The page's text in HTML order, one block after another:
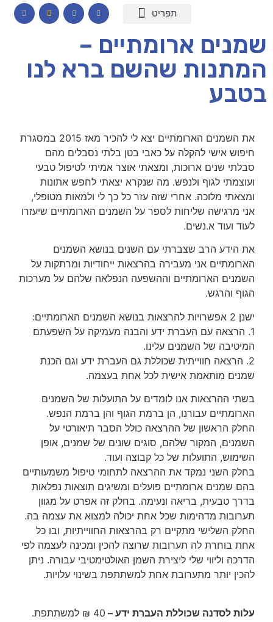
שמנים ארומתיים –
המתנות שהשם ברא לנו
בטבע
את השמנים הארומתיים יצא לי להכיר מאז 2015 במסגרת
חיפוש אישי להקלה על כאבי בטן בלתי נסבלים מהם
סבלתי שנים ארוכות, ומצאתי אוצר אמיתי לטיפול טבעי
ועוצמתי לגוף ולנפש. מה שנקרא יצאתי לחפש אתונות
ומצאתי מלוכה. אחרי שזה עזר כל כך לי ולמאות מטופלי,
אני מרגישה שליחות לספר על השמנים הארומתיים שיעזרו
לעוד ועוד א.נשים.
את הידע הרב שצברתי עם השנים בנושא השמנים
הארומתיים אני מעבירה בהרצאות ייחודיות ומרתקות על
השמנים הארומתיים וההשפעה הנפלאה שלהם על מערכות
הגוף והרגש.
ישנן 2 אפשרויות להרצאות בנושא השמנים הארומתיים:
1. הרצאה עם העברת ידע והבנה מעמיקה על השפעתם
המיטיבה של השמנים עלינו.
2. הרצאה חווייתית שכוללת גם העברת ידע וגם הכנת
שמנים מותאמת אישית לכל אחת בעצמה.
בשתי ההרצאות אנו לומדים על התועלות של השמנים
הארומתיים עבורנו, הן ברמת הגוף והן ברמת הנפש.
החלק הראשון של ההרצאה כולל הסבר תיאורטי על
השמנים, המקור שלהם, סוגים שונים של שמנים, אופן
השימוש, התועלות של כל קבוצה ועוד.
בחלק השני נמקד את ההרצאה לתחומי טיפול משמעותיים
בהם שמנים ארומתיים פועלים ומשיגים תוצאות נפלאות
בדרך טבעית, בריאה ונעימה. בחלק זה אפרט על מגוון
תערובות מדהימות שכל אחת יכולה למצוא את עצמה בה.
החלק השלישי מתקיים רק בהרצאות החווייתיות, ובו כל
אחת בוחרת לה תערובות שרוצה להכין ומכינה לעצמה לפי
הדרכה וליווי שלי ליצירת השמן האולטימטיבי עבורה. ניתן
להכין יותר מתערובת אחת למשתתפת בשינוי עלויות.
עלות לסדנה שכוללת העברת ידע – 40 ₪ למשתתפת.